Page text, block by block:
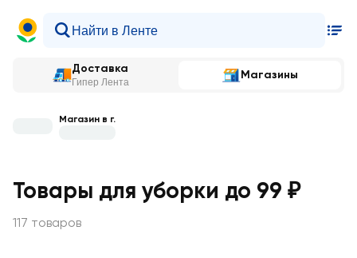
Доставка
Гипер Лента
Магазины
Магазин в г.
Товары для уборки до 99 ₽
117 товаров